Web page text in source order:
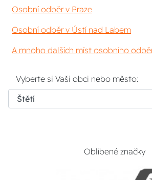
Osobní odběr v Praze
Osobní odběr v Ústí nad Labem
A mnoho dalších míst osobního
Vyberte si Vaši obci nebo město:
Oblíbené značky